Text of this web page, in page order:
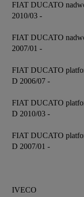
FIAT DUCATO
2010/03 -
FIAT DUCATO
2007/01 -
FIAT DUCATO
D 2006/07 -
FIAT DUCATO
D 2010/03 -
FIAT DUCATO
D 2007/01 -
IVECO